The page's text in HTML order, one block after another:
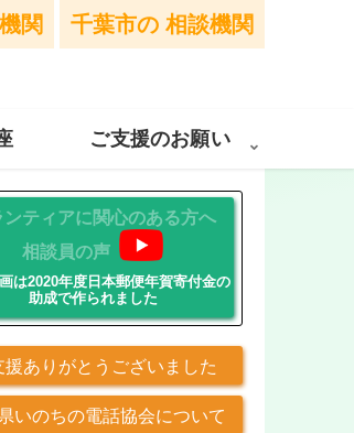
関 千葉市の 相談機関
ご支援のお願い
ンティアに関心のある方へ
相談員の声
は2020年度日本郵便年賀寄付金の
助成で作られました
援ありがとうございました
いのちの電話協会について